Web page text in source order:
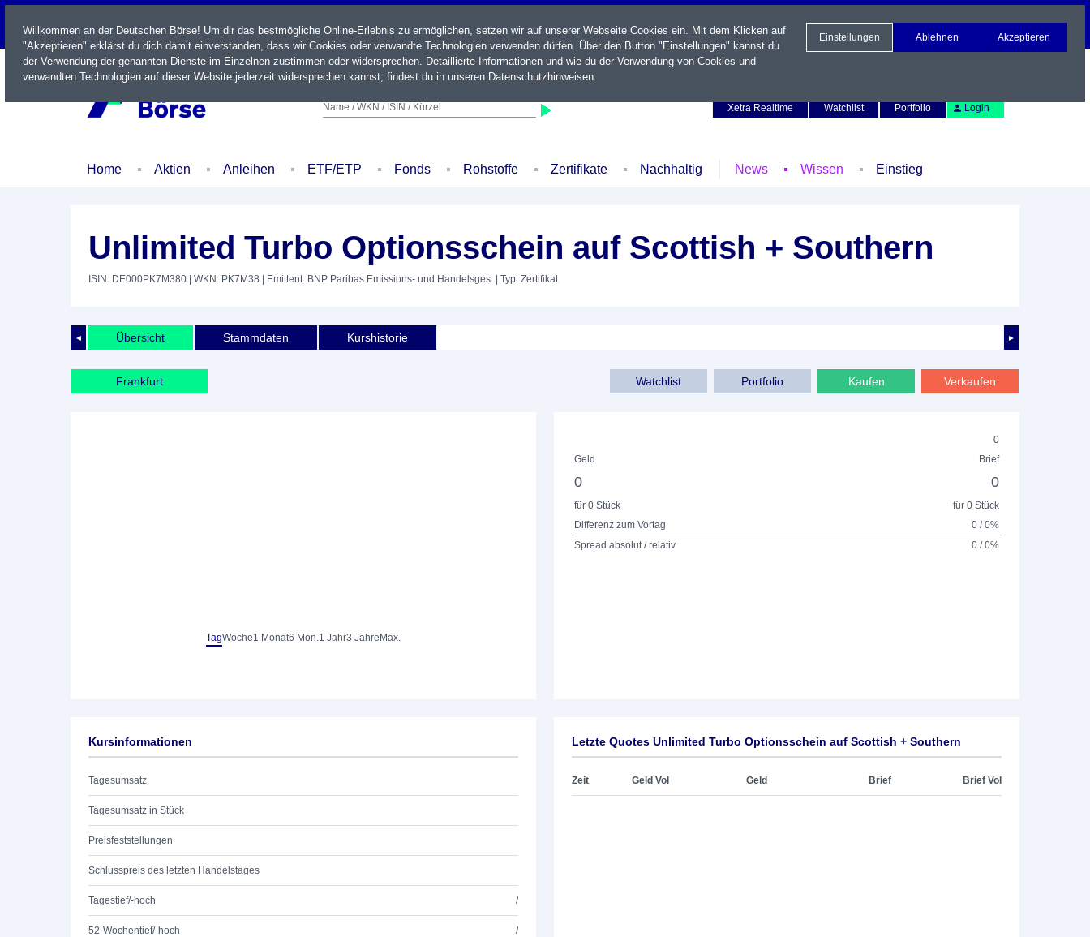
LIVE
Name / WKN / ISIN / Kürzel
Xetra Realtime
Watchlist Portfolio Login
Home Aktien Anleihen ETF/ETP Fonds Rohstoffe Zertifikate Nachhaltig News Wissen Einstieg
Unlimited Turbo Optionsschein auf Scottish + Southern
ISIN: DE000PK7M380 | WKN: PK7M38 | Emittent: BNP Paribas Emissions- und Handelsges. | Typ: Zertifikat
◄ ►
Übersicht Stammdaten Kurshistorie
Frankfurt Verkaufen
Kaufen
Portfolio
Watchlist
TagWoche1 Monat6 Mon.1 Jahr3 Jahre Max.
0
Geld
Brief
0 0
für 0 Stück
für 0 Stück
Differenz zum Vortag
0 / 0%
Spread absolut / relativ
0 / 0%
Kursinformationen
Tagesumsatz
Tagesumsatz in Stück
Preisfeststellungen
Schlusspreis des letzten Handelstages
Tagestief/-hoch /
52-Wochentief/-hoch /
Letzte Quotes Unlimited Turbo Optionsschein auf Scottish + Southern
Zeit Geld Vol Geld Brief Brief Vol
Willkommen an der Deutschen Börse! Um dir das bestmögliche Online-Erlebnis zu ermöglichen, setzen wir auf unserer Webseite Cookies ein. Mit dem Klicken auf
"Akzeptieren" erklärst du dich damit einverstanden, dass wir Cookies oder verwandte Technologien verwenden dürfen. Über den Button "Einstellungen" kannst du
der Verwendung der genannten Dienste im Einzelnen zustimmen oder widersprechen. Detaillierte Informationen und wie du der Verwendung von Cookies und
verwandten Technologien auf dieser Website jederzeit widersprechen kannst, findest du in unseren Datenschutzhinweisen.
Einstellungen Ablehnen Akzeptieren